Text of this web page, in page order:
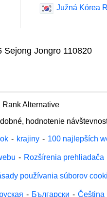
Južná Kórea
Sejong Jongro 110820
Rank Alternative
hodnotenie
- krajiny - 100 najlepších
- Rozšírenia prehliadača
používania súborov
- Български - Čeština